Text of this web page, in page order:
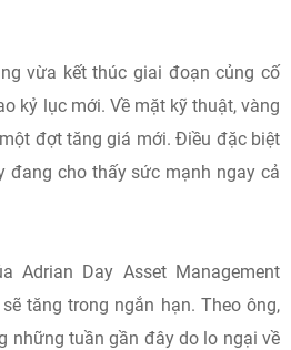
vừa kết thúc giai đoạn củng cố
kỷ lục mới. Về mặt kỹ thuật, vàng
đợt tăng giá mới. Điều đặc biệt
đang cho thấy sức mạnh ngay cả
Adrian Day Asset Management
tăng trong ngắn hạn. Theo ông,
những tuần gần đây do lo ngại về